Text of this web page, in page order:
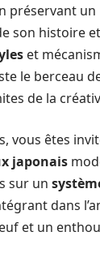
préservant
son histoire
et
le berceau
de la
vous êtes
japonais
sur un
dans
et un